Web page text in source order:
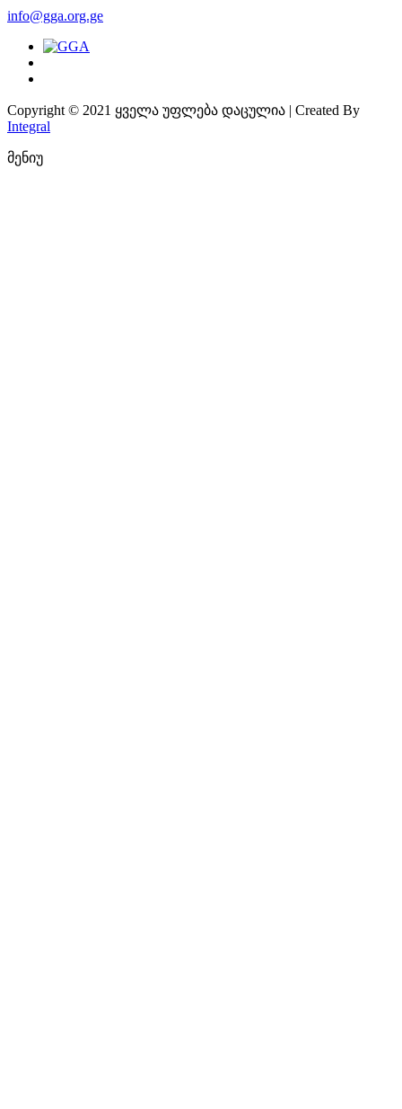
info@gga.org.ge
Copyright © 2021 ყველა უფლება დაცულია | Created By
Integral
მენიუ